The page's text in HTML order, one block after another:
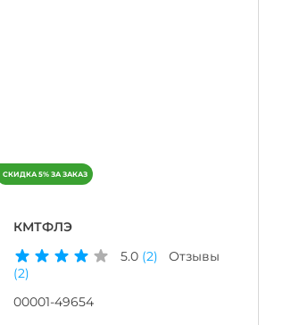
КМТФЛЭ
5.0 (2)
Отзывы
(2)
00001-49654